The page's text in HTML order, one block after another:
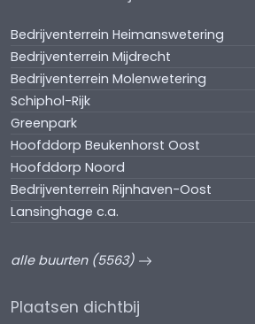
Bedrijventerrein Heimanswetering
Bedrijventerrein Mijdrecht
Bedrijventerrein Molenwetering
Schiphol-Rijk
Greenpark
Hoofddorp Beukenhorst Oost
Hoofddorp Noord
Bedrijventerrein Rijnhaven-Oost
Lansinghage c.a.
alle buurten (5563)
Plaatsen dichtbij